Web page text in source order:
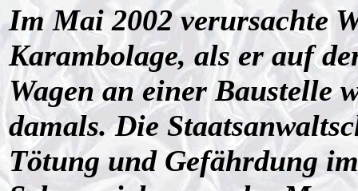
Im Mai 2002 verursachte
Karambolage, als er auf
Wagen an einer Baustelle
damals. Die
Tötung und Gefährdung